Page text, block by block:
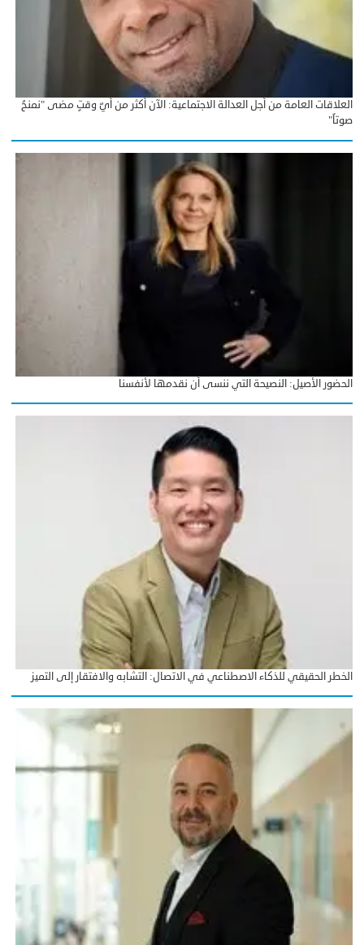
العلاقات العامة من أجل العدالة الاجتماعية: الآن أكثر من أيّ وقتٍ مضى "نمنحُ
صوتاً"
الحضور الأصيل: النصيحة التي ننسى أن نقدمها لأنفسنا
الخطر الحقيقي للذكاء الاصطناعي في الاتصال: التشابه والافتقار إلى التميز